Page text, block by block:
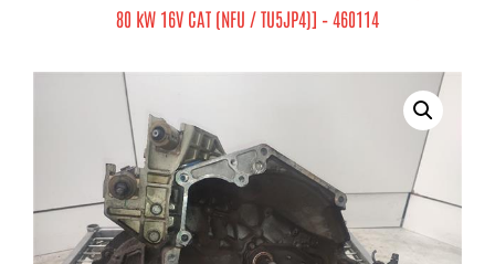
80 kW 16V CAT (NFU / TU5JP4)] – 460114